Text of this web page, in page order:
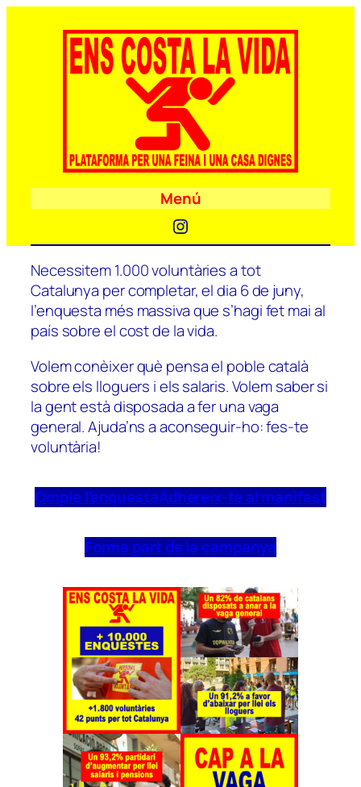
Menú
Instagram
Necessitem 1.000 voluntàries a tot
Catalunya per completar, el dia 6 de juny,
l’enquesta més massiva que s’hagi fet mai al
país sobre el cost de la vida.
Volem conèixer què pensa el poble català
sobre els lloguers i els salaris. Volem saber si
la gent està disposada a fer una vaga
general. Ajuda’ns a aconseguir-ho: fes-te
voluntària!
Omple l’enquestaAdhereix-te al manifest
Forma part de la campanya